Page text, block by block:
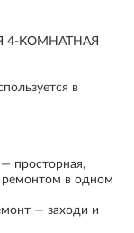
4-КОМНАТНАЯ
в
просторная,
ремонтом в одном
— заходи и